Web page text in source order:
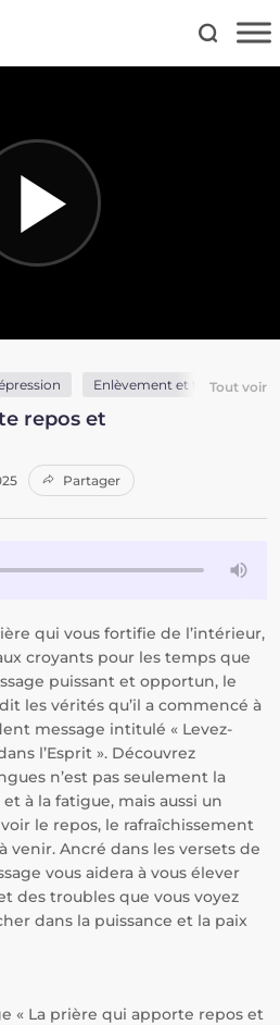
Enlèvement et fin des temps
Tout voir
repos et
Partager
qui vous fortifie de l’intérieur,
croyants pour les temps que
puissant et opportun, le
les vérités qu’il a commencé à
message intitulé « Levez-
l’Esprit ». Découvrez
n’est pas seulement la
à la fatigue, mais aussi un
le repos, le rafraîchissement
venir. Ancré dans les versets de
vous aidera à vous élever
des troubles que vous voyez
dans la puissance et la paix
« La prière qui apporte repos et